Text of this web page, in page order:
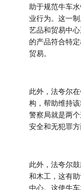
助于规范牛车
业行为。这一
艺品和贸易中
的产品符合特
贸易。
此外，法夸尔
构，帮助维持
警察局就是两
安全和无犯罪方
此外，法夸尔
和木工，这有
中心。这使牛